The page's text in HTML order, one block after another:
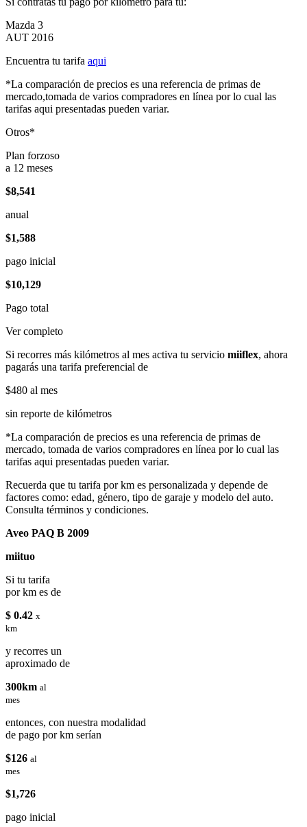
Mazda 3
AUT 2016
Encuentra tu tarifa aqui
*La comparación de precios es una referencia de primas de
mercado,tomada de varios compradores en línea por lo cual las
tarifas aqui presentadas pueden variar.
Otros*
Plan forzoso
a 12 meses
$8,541
anual
$1,588
pago inicial
$10,129
Pago total
Ver completo
Si recorres más kilómetros al mes activa tu servicio miiflex, ahora
pagarás una tarifa preferencial de
$480 al mes
sin reporte de kilómetros
*La comparación de precios es una referencia de primas de
mercado, tomada de varios compradores en línea por lo cual las
tarifas aqui presentadas pueden variar.
Recuerda que tu tarifa por km es personalizada y depende de
factores como: edad, género, tipo de garaje y modelo del auto.
Consulta términos y condiciones.
Aveo PAQ B 2009
miituo
Si tu tarifa
por km es de
$ 0.42 x
km
y recorres un
aproximado de
300km al
mes
entonces, con nuestra modalidad
de pago por km serían
$126 al
mes
$1,726
pago inicial